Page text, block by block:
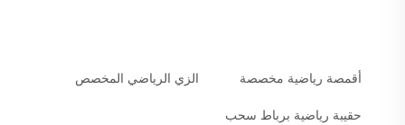
أقمصة رياضية مخصصة الزي الرياضي المخصص
حقيبة رياضية برباط سحب